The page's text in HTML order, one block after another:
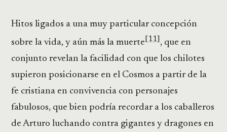
Hitos ligados a una muy particular concepción
sobre la vida, y aún más la muerte [11] , que en
conjunto revelan la facilidad con que los chilotes
supieron posicionarse en el Cosmos a partir de la
fe cristiana en convivencia con personajes
fabulosos, que bien podría recordar a los caballeros
de Arturo luchando contra gigantes y dragones en